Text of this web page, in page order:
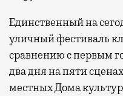
Единственный на
уличный фестиваль
сравнению с первым
два дня на пяти
местных Дома